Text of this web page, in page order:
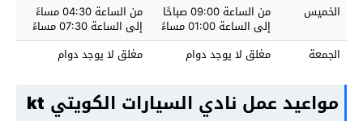
الخميس
من الساعة 09:00 صباحًا
إلى الساعة 01:00 مساءً
من الساعة 04:30 مساءً
إلى الساعة 07:30 مساءً
الجمعة
مغلق لا يوجد دوام مغلق لا يوجد دوام
مواعيد عمل نادي السيارات الكويتي kt